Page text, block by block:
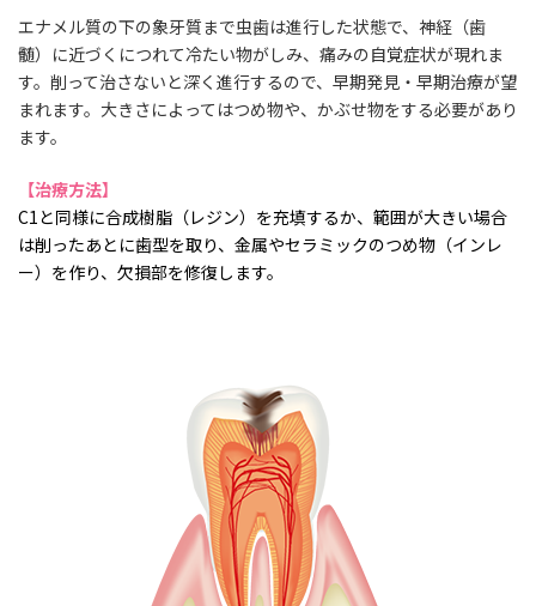
エナメル質の下の象牙質まで虫歯は進行した状態で、神経（歯
髄）に近づくにつれて冷たい物がしみ、痛みの自覚症状が現れま
す。削って治さないと深く進行するので、早期発見・早期治療が望
まれます。大きさによってはつめ物や、かぶせ物をする必要があり
ます。
【治療方法】
C1と同様に合成樹脂（レジン）を充填するか、範囲が大きい場合
は削ったあとに歯型を取り、金属やセラミックのつめ物（インレ
ー）を作り、欠損部を修復します。